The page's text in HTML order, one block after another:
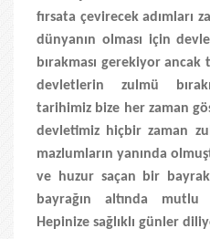
fırsata çevirecek adımları
dünyanın olması için
bırakması gerekiyor
devletlerin zulmü
tarihimiz bize her zaman
devletimiz hiçbir zaman
mazlumların yanında
ve huzur saçan bir
bayrağın altında
Hepinize sağlıklı günler